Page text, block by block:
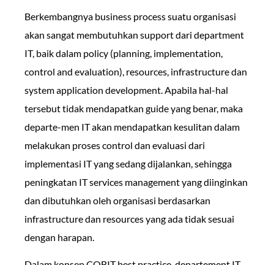
Berkembangnya business process suatu organisasi
akan sangat membutuhkan support dari department
IT, baik dalam policy (planning, implementation,
control and evaluation), resources, infrastructure dan
system application development. Apabila hal-hal
tersebut tidak mendapatkan guide yang benar, maka
departe-men IT akan mendapatkan kesulitan dalam
melakukan proses control dan evaluasi dari
implementasi IT yang sedang dijalankan, sehingga
peningkatan IT services management yang diinginkan
dan dibutuhkan oleh organisasi berdasarkan
infrastructure dan resources yang ada tidak sesuai
dengan harapan.